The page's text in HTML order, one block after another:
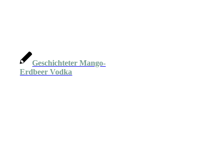
Geschichteter Mango-
Erdbeer Vodka